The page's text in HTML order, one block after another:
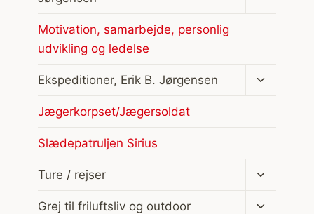
Motivation, samarbejde, personlig
udvikling og ledelse
Ekspeditioner, Erik B. Jørgensen
Skift
Jægerkorpset/Jægersoldat
Slædepatruljen Sirius
Ture / rejser
Skift
Grej til friluftsliv og outdoor
Skift